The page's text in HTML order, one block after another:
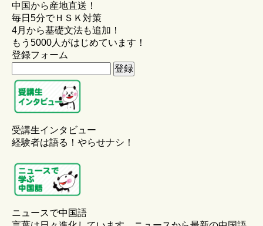
中国から産地直送！
毎日5分でＨＳＫ対策
4月から基礎文法も追加！
もう5000人がはじめています！
登録フォーム
受講生インタビュー
経験者は語る！やらせナシ！
ニュースで中国語